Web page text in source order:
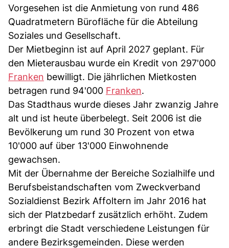
Vorgesehen ist die Anmietung von rund 486
Quadratmetern Bürofläche für die Abteilung
Soziales und Gesellschaft.
Der Mietbeginn ist auf April 2027 geplant. Für
den Mieterausbau wurde ein Kredit von 297'000
Franken bewilligt. Die jährlichen Mietkosten
betragen rund 94'000 Franken.
Das Stadthaus wurde dieses Jahr zwanzig Jahre
alt und ist heute überbelegt. Seit 2006 ist die
Bevölkerung um rund 30 Prozent von etwa
10'000 auf über 13'000 Einwohnende
gewachsen.
Mit der Übernahme der Bereiche Sozialhilfe und
Berufsbeistandschaften vom Zweckverband
Sozialdienst Bezirk Affoltern im Jahr 2016 hat
sich der Platzbedarf zusätzlich erhöht. Zudem
erbringt die Stadt verschiedene Leistungen für
andere Bezirksgemeinden. Diese werden